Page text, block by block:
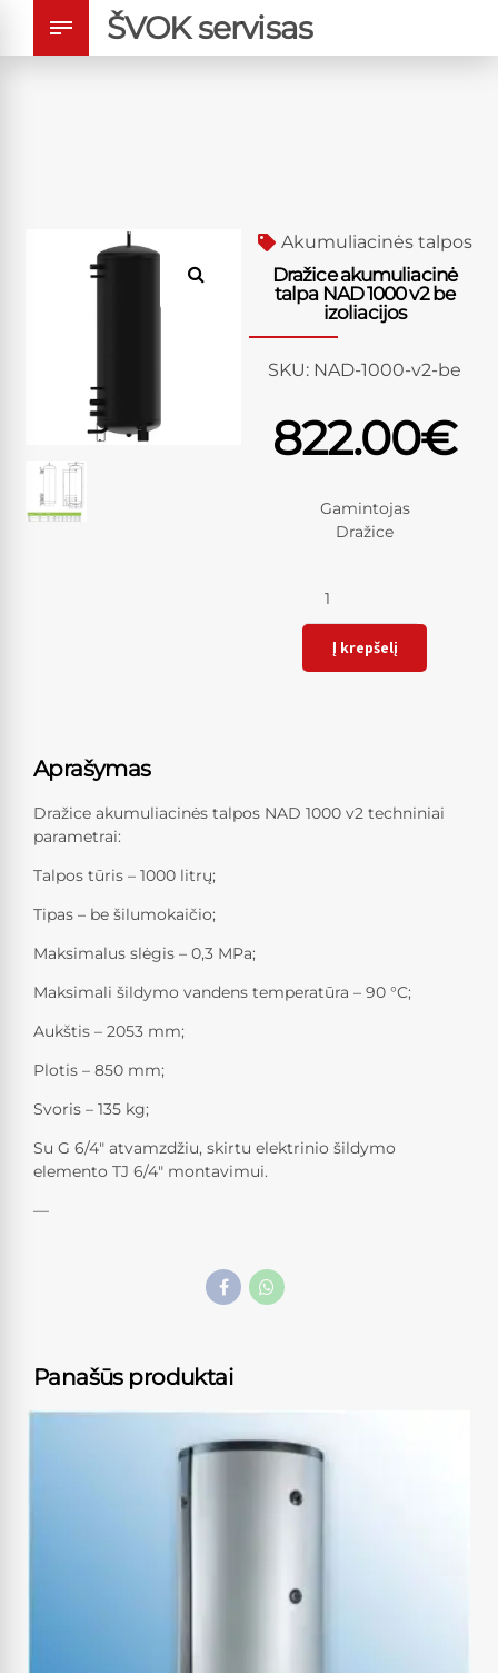
ŠVOK servisas
Akumuliacinės talpos
Dražice akumuliacinė
talpa NAD 1000 v2 be
izoliacijos
SKU: NAD-1000-v2-be
822.00€
Gamintojas
Dražice
Į krepšelį
Aprašymas
Dražice akumuliacinės talpos NAD 1000 v2 techniniai
parametrai:
Talpos tūris – 1000 litrų;
Tipas – be šilumokaičio;
Maksimalus slėgis – 0,3 MPa;
Maksimali šildymo vandens temperatūra – 90 °C;
Aukštis – 2053 mm;
Plotis – 850 mm;
Svoris – 135 kg;
Su G 6/4″ atvamzdžiu, skirtu elektrinio šildymo
elemento TJ 6/4″ montavimui.
—
Panašūs produktai